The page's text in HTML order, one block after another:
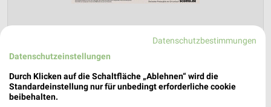
Sconto Möbel Prospekt für Magdeburg
ab Mi. den 15.07.
Gültig von 15. Jul. bis 11. Aug.
📅 Kalendereintrag erstellen
Datenschutzbestimmungen
Datenschutzeinstellungen
Durch Klicken auf die Schaltfläche „Ablehnen“ wird die
Standardeinstellung nur für unbedingt erforderliche cookie
beibehalten.